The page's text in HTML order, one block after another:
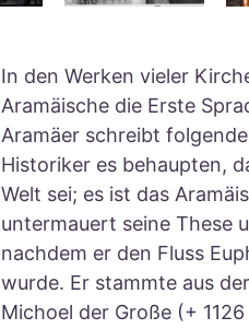
In den Werken vieler
Aramäische die Erste
Aramäer schreibt
Historiker es behaupten,
Welt sei; es ist das
untermauert seine These
nachdem er den Fluss
wurde. Er stammte aus
Michoel der Große (+